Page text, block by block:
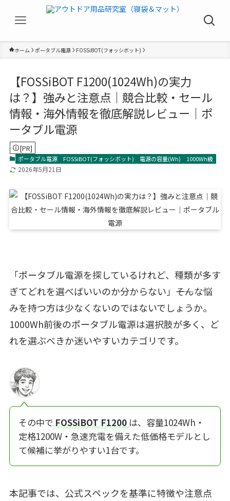
ホーム ポータブル電源 FOSSiBOT(フォッシボット)
【FOSSiBOT F1200(1024Wh)の実力
は？】強みと注意点｜競合比較・セール
情報・海外情報を徹底解説レビュー｜ポ
ータブル電源
[PR]
ポータブル電源 FOSSiBOT(フォッシボット) 電源の容量(Wh) 1000Wh級
2026年5月21日
「ポータブル電源を探しているけれど、種類が多す
ぎてどれを選べばいいのか分からない」――そんな悩
みを持つ方は少なくないのではないでしょうか。
1000Wh前後のポータブル電源は選択肢が多く、ど
れを選ぶべきか迷いやすいカテゴリです。
その中で FOSSiBOT F1200 は、容量1024Wh・
定格1200W・急速充電を備えた低価格モデルとし
て候補に挙がりやすい1台です。
本記事では、公式スペックを基準に特徴や注意点